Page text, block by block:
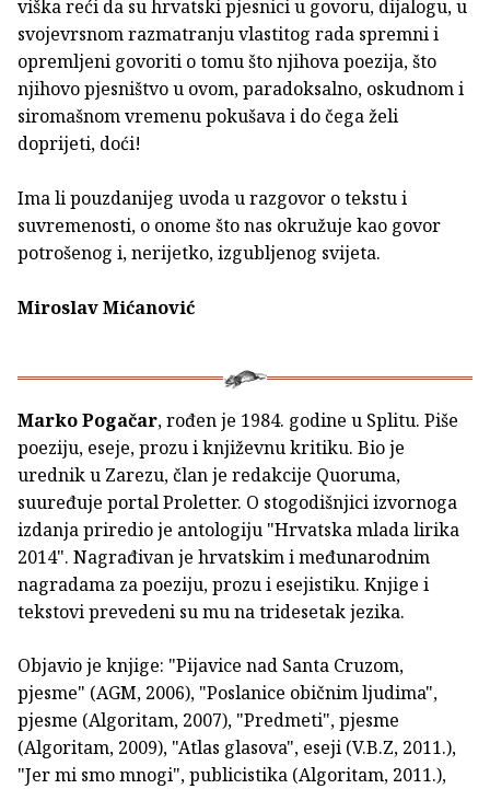
viška reći da su hrvatski pjesnici u govoru, dijalogu, u
svojevrsnom razmatranju vlastitog rada spremni i
opremljeni govoriti o tomu što njihova poezija, što
njihovo pjesništvo u ovom, paradoksalno, oskudnom i
siromašnom vremenu pokušava i do čega želi
doprijeti, doći!
Ima li pouzdanijeg uvoda u razgovor o tekstu i
suvremenosti, o onome što nas okružuje kao govor
potrošenog i, nerijetko, izgubljenog svijeta.
Miroslav Mićanović
Marko Pogačar, rođen je 1984. godine u Splitu. Piše
poeziju, eseje, prozu i književnu kritiku. Bio je
urednik u Zarezu, član je redakcije Quoruma,
suuređuje portal Proletter. O stogodišnjici izvornoga
izdanja priredio je antologiju "Hrvatska mlada lirika
2014". Nagrađivan je hrvatskim i međunarodnim
nagradama za poeziju, prozu i esejistiku. Knjige i
tekstovi prevedeni su mu na tridesetak jezika.
Objavio je knjige: "Pijavice nad Santa Cruzom,
pjesme" (AGM, 2006), "Poslanice običnim ljudima",
pjesme (Algoritam, 2007), "Predmeti", pjesme
(Algoritam, 2009), "Atlas glasova", eseji (V.B.Z, 2011.),
"Jer mi smo mnogi", publicistika (Algoritam, 2011.),